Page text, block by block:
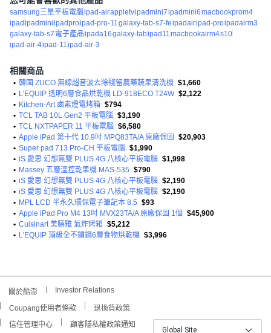
samsung三星平板電腦ipad-airappletvipadmini7ipadmini6macbookprom4
ipad ipadminiipadproipad-pro-11galaxy-tab-s7-feipadairipad-proipadairm3
galaxy-tab-s7 電子產品ipada16galaxy-tabipad11macbookairm4s10
ipad-air-4ipad-11ipad-air-3
相關商品
• 韓國 ZUCO 無線超音波去除殘留農藥蔬果清洗機 $1,660
• L'EQUIP 透明6層食品烘乾機 LD-918ECO T24W $2,122
• Kitchen-Art 鹵素燈電烤箱 $794
• TCL TAB 10L Gen2 平板電腦 $3,190
• TCL NXTPAPER 11 平板電腦 $6,580
• Apple iPad 第十代 10.9吋 MPQ83TA/A 原廠保固
$20,903
• Super pad 713 Pro-CH 平板電腦 $1,990
• iS 愛思 幻想無雙 PLUS 4G 八核心平板電腦 $1,998
• Massey 五層溫控乾果機 MAS-535 $790
• iS 愛思 幻想無雙 PLUS 4G 八核心平板電腦 $2,190
• iS 愛思 幻想無雙 PLUS 4G 八核心平板電腦 $2,190
• MPL LCD 半永久環保電子筆記本 8.5 $93
• Apple iPad Pro M4 13吋 MVX23TA/A 原廠保固 1個 $45,900
• Cuisinart 美膳雅 氣炸烤箱 $5,212
• L'EQUIP 頂級全不鏽鋼6層食物烘乾機 $3,996
關於酷澎 Investor Relations
Coupang使用者條款
退換貨政策
信任管理中心
顧客隱私權政策通知
Global Site